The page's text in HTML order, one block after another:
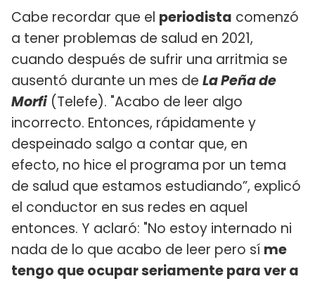
Cabe recordar que el periodista comenzó
a tener problemas de salud en 2021,
cuando después de sufrir una arritmia se
ausentó durante un mes de La Peña de
Morfi(Telefe). "Acabo de leer algo
incorrecto. Entonces, rápidamente y
despeinado salgo a contar que, en
efecto, no hice el programa por un tema
de salud que estamos estudiando”, explicó
el conductor en sus redes en aquel
entonces. Y aclaró: "No estoy internado ni
nada de lo que acabo de leer pero sí me
tengo que ocupar seriamente para ver a